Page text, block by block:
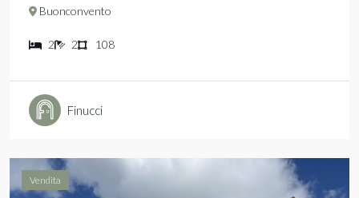
Buonconvento
2 2 108
Finucci
Vendita